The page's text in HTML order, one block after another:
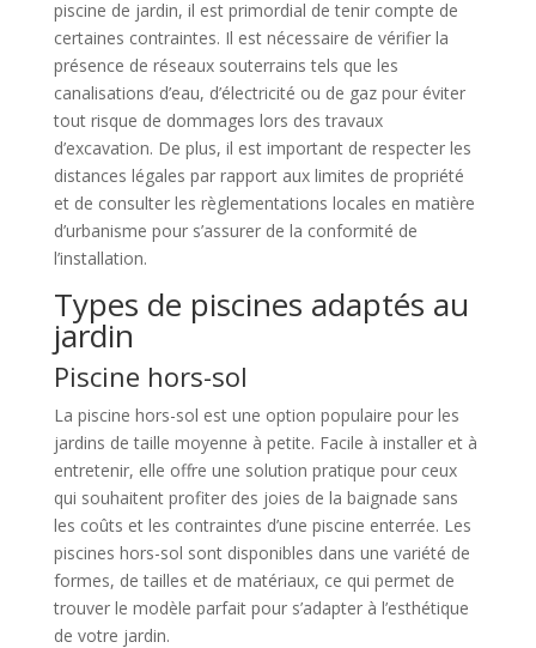
piscine de jardin, il est primordial de tenir compte de
certaines contraintes. Il est nécessaire de vérifier la
présence de réseaux souterrains tels que les
canalisations d’eau, d’électricité ou de gaz pour éviter
tout risque de dommages lors des travaux
d’excavation. De plus, il est important de respecter les
distances légales par rapport aux limites de propriété
et de consulter les règlementations locales en matière
d’urbanisme pour s’assurer de la conformité de
l’installation.
Types de piscines adaptés au
jardin
Piscine hors-sol
La piscine hors-sol est une option populaire pour les
jardins de taille moyenne à petite. Facile à installer et à
entretenir, elle offre une solution pratique pour ceux
qui souhaitent profiter des joies de la baignade sans
les coûts et les contraintes d’une piscine enterrée. Les
piscines hors-sol sont disponibles dans une variété de
formes, de tailles et de matériaux, ce qui permet de
trouver le modèle parfait pour s’adapter à l’esthétique
de votre jardin.